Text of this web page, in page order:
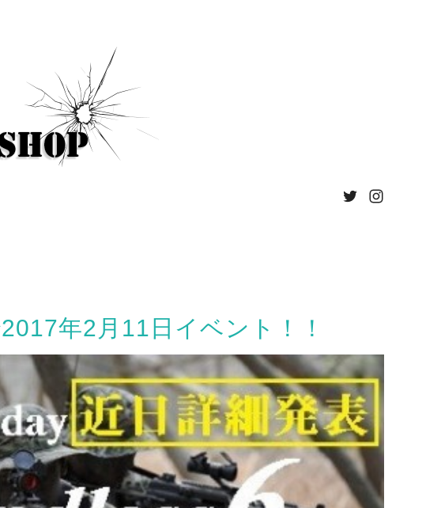
年2月11日イベント！！